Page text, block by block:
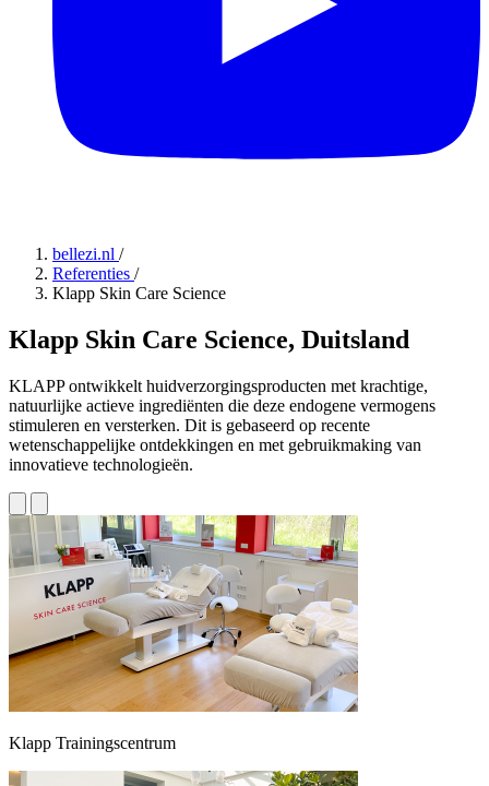
bellezi.nl /
Referenties /
Klapp Skin Care Science
Klapp Skin Care Science, Duitsland
KLAPP ontwikkelt huidverzorgingsproducten met krachtige,
natuurlijke actieve ingrediënten die deze endogene vermogens
stimuleren en versterken. Dit is gebaseerd op recente
wetenschappelijke ontdekkingen en met gebruikmaking van
innovatieve technologieën.
Klapp Trainingscentrum